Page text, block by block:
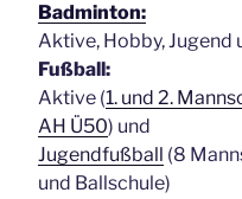
Badminton:
Aktive, Hobby, Jugend
Fußball:
Aktive (1. und 2.
AH Ü50) und
Jugendfußball (8
und Ballschule)